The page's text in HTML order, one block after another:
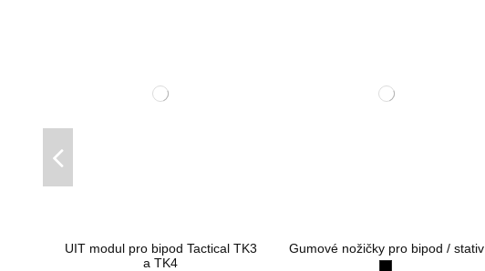
UIT modul pro bipod Tactical TK3
a TK4
Gumové nožičky pro bipod / stativ